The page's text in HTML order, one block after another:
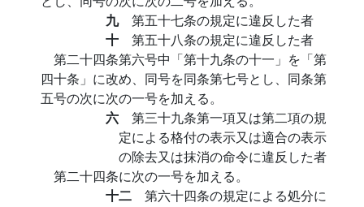
九 第五十七条の規定に違反した者
十 第五十八条の規定に違反した者
第二十四条第六号中「第十九条の十一」を「第
四十条」に改め、同号を同条第七号とし、同条第
五号の次に次の一号を加える。
六 第三十九条第一項又は第二項の規
定による格付の表示又は適合の表示
の除去又は抹消の命令に違反した者
第二十四条に次の一号を加える。
十二 第六十四条の規定による処分に